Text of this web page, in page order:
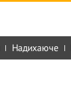
Надихаюче